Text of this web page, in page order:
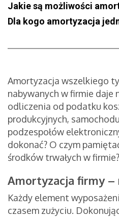
Jakie są możliwości
Dla kogo amortyzacja
Amortyzacja wszelkiego
nabywanych w firmie daje
odliczenia od podatku
produkcyjnych,
podzespołów
dokonać? O czym
środków trwałych w firmie?
Amortyzacja firmy –
Każdy element
czasem zużyciu.